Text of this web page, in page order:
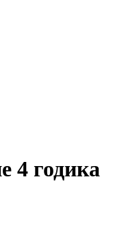
4 годика